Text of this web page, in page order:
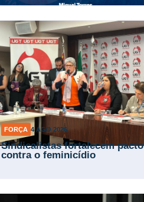
FORÇA 4 AGO 2026
Sindicalistas fortalecem pacto
contra o feminicídio